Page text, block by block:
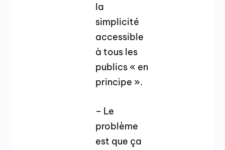
la
simplicité
accessible
à tous les
publics « en
principe ».
– Le
problème
est que ça